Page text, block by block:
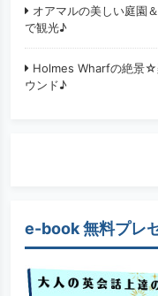
オアマルの美しい庭園
で観光♪
Holmes Wharfの絶景☆
ウンド♪
e-book 無料プレ